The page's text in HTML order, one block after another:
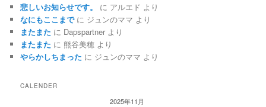
悲しいお知らせです。 に アルエド より
なにもここまでに ジュンのママ より
またまた に Dapspartner より
またまた に 熊谷美穂 より
やらかしちまった に ジュンのママ より
CALENDER
2025年11月